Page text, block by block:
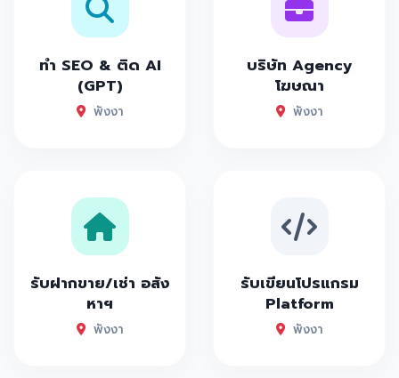
ทำ SEO & ติด AI
(GPT)
พังงา
บริษัท Agency
โฆษณา
พังงา
รับฝากขาย/เช่า อสัง
หาฯ
พังงา
รับเขียนโปรแกรม
Platform
พังงา